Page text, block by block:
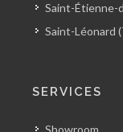
Saint-Étienne-
Saint-Léonard
SERVICES